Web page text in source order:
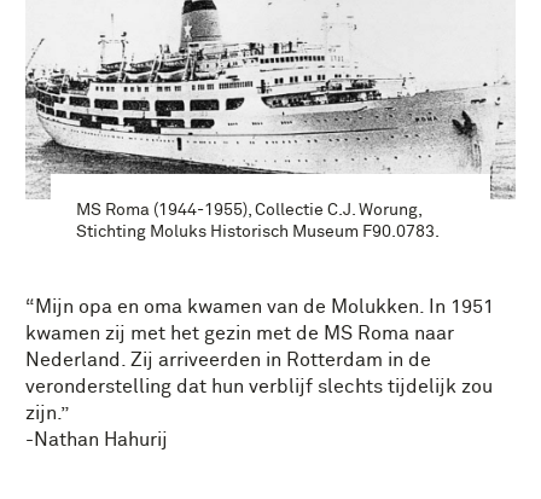
MS Roma (1944-1955), Collectie C.J. Worung,
Stichting Moluks Historisch Museum F90.0783.
“Mijn opa en oma kwamen van de Molukken. In 1951
kwamen zij met het gezin met de MS Roma naar
Nederland. Zij arriveerden in Rotterdam in de
veronderstelling dat hun verblijf slechts tijdelijk zou
zijn.”
-Nathan Hahurij